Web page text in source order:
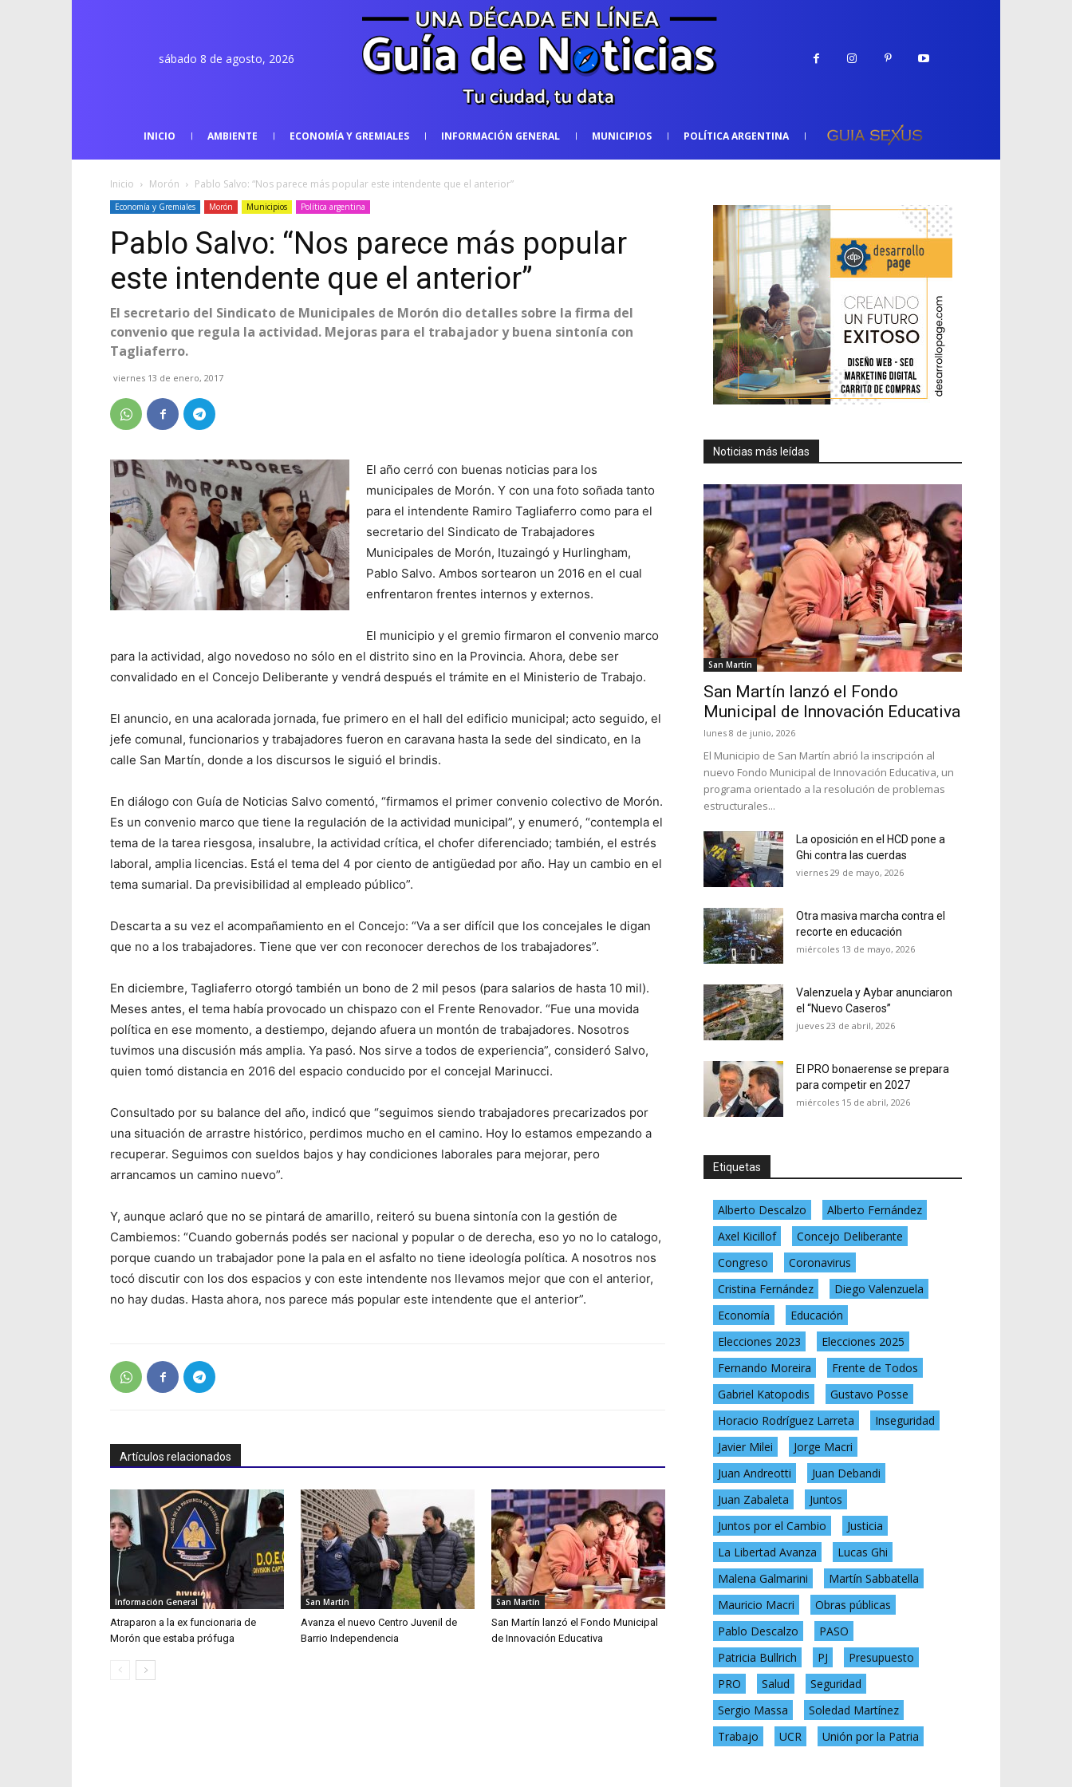
sábado 8 de agosto, 2026
INICIO AMBIENTE ECONOMÍA Y GREMIALES INFORMACIÓN GENERAL MUNICIPIOS POLÍTICA ARGENTINA
Inicio Morón Pablo Salvo: “Nos parece más popular este intendente que el anterior”
Economía y Gremiales Morón Municipios Política argentina
Pablo Salvo: “Nos parece más popular
este intendente que el anterior”
El secretario del Sindicato de Municipales de Morón dio detalles sobre la firma del
convenio que regula la actividad. Mejoras para el trabajador y buena sintonía con
Tagliaferro.
viernes 13 de enero, 2017
El año cerró con buenas noticias para los
municipales de Morón. Y con una foto soñada tanto
para el intendente Ramiro Tagliaferro como para el
secretario del Sindicato de Trabajadores
Municipales de Morón, Ituzaingó y Hurlingham,
Pablo Salvo. Ambos sortearon un 2016 en el cual
enfrentaron frentes internos y externos.
El municipio y el gremio firmaron el convenio marco
para la actividad, algo novedoso no sólo en el distrito sino en la Provincia. Ahora, debe ser
convalidado en el Concejo Deliberante y vendrá después el trámite en el Ministerio de Trabajo.
El anuncio, en una acalorada jornada, fue primero en el hall del edificio municipal; acto seguido, el
jefe comunal, funcionarios y trabajadores fueron en caravana hasta la sede del sindicato, en la
calle San Martín, donde a los discursos le siguió el brindis.
En diálogo con Guía de Noticias Salvo comentó, “firmamos el primer convenio colectivo de Morón.
Es un convenio marco que tiene la regulación de la actividad municipal”, y enumeró, “contempla el
tema de la tarea riesgosa, insalubre, la actividad crítica, el chofer diferenciado; también, el estrés
laboral, amplia licencias. Está el tema del 4 por ciento de antigüedad por año. Hay un cambio en el
tema sumarial. Da previsibilidad al empleado público”.
Descarta a su vez el acompañamiento en el Concejo: “Va a ser difícil que los concejales le digan
que no a los trabajadores. Tiene que ver con reconocer derechos de los trabajadores”.
En diciembre, Tagliaferro otorgó también un bono de 2 mil pesos (para salarios de hasta 10 mil).
Meses antes, el tema había provocado un chispazo con el Frente Renovador. “Fue una movida
política en ese momento, a destiempo, dejando afuera un montón de trabajadores. Nosotros
tuvimos una discusión más amplia. Ya pasó. Nos sirve a todos de experiencia”, consideró Salvo,
quien tomó distancia en 2016 del espacio conducido por el concejal Marinucci.
Consultado por su balance del año, indicó que “seguimos siendo trabajadores precarizados por
una situación de arrastre histórico, perdimos mucho en el camino. Hoy lo estamos empezando a
recuperar. Seguimos con sueldos bajos y hay condiciones laborales para mejorar, pero
arrancamos un camino nuevo”.
Y, aunque aclaró que no se pintará de amarillo, reiteró su buena sintonía con la gestión de
Cambiemos: “Cuando gobernás podés ser nacional y popular o de derecha, eso yo no lo catalogo,
porque cuando un trabajador pone la pala en el asfalto no tiene ideología política. A nosotros nos
tocó discutir con los dos espacios y con este intendente nos llevamos mejor que con el anterior,
no hay dudas. Hasta ahora, nos parece más popular este intendente que el anterior”.
Artículos relacionados
Información General
Atraparon a la ex funcionaria de
Morón que estaba prófuga
San Martín
Avanza el nuevo Centro Juvenil de
Barrio Independencia
San Martín
San Martín lanzó el Fondo Municipal
de Innovación Educativa
Noticias más leídas
San Martín
San Martín lanzó el Fondo
Municipal de Innovación Educativa
lunes 8 de junio, 2026
El Municipio de San Martín abrió la inscripción al
nuevo Fondo Municipal de Innovación Educativa, un
programa orientado a la resolución de problemas
estructurales...
La oposición en el HCD pone a
Ghi contra las cuerdas
viernes 29 de mayo, 2026
Otra masiva marcha contra el
recorte en educación
miércoles 13 de mayo, 2026
Valenzuela y Aybar anunciaron
el “Nuevo Caseros”
jueves 23 de abril, 2026
El PRO bonaerense se prepara
para competir en 2027
miércoles 15 de abril, 2026
Etiquetas
Alberto Descalzo
Alberto Fernández
Axel Kicillof
Concejo Deliberante
Congreso
Coronavirus
Cristina Fernández
Diego Valenzuela
Economía
Educación
Elecciones 2023
Elecciones 2025
Fernando Moreira
Frente de Todos
Gabriel Katopodis
Gustavo Posse
Horacio Rodríguez Larreta
Inseguridad
Javier Milei
Jorge Macri
Juan Andreotti
Juan Debandi
Juan Zabaleta
Juntos
Juntos por el Cambio
Justicia
La Libertad Avanza
Lucas Ghi
Malena Galmarini
Martín Sabbatella
Mauricio Macri
Obras públicas
Pablo Descalzo
PASO
Patricia Bullrich
PJ
Presupuesto
PRO
Salud
Seguridad
Sergio Massa
Soledad Martínez
Trabajo
UCR Unión por la Patria